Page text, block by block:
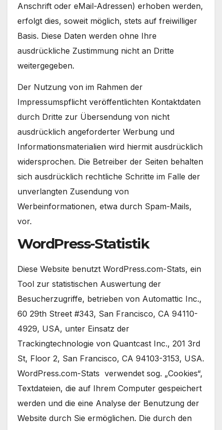
Anschrift oder eMail-Adressen) erhoben werden,
erfolgt dies, soweit möglich, stets auf freiwilliger
Basis. Diese Daten werden ohne Ihre
ausdrückliche Zustimmung nicht an Dritte
weitergegeben.
Der Nutzung von im Rahmen der
Impressumspflicht veröffentlichten Kontaktdaten
durch Dritte zur Übersendung von nicht
ausdrücklich angeforderter Werbung und
Informationsmaterialien wird hiermit ausdrücklich
widersprochen. Die Betreiber der Seiten behalten
sich ausdrücklich rechtliche Schritte im Falle der
unverlangten Zusendung von
Werbeinformationen, etwa durch Spam-Mails,
vor.
WordPress-Statistik
Diese Website benutzt WordPress.com-Stats, ein
Tool zur statistischen Auswertung der
Besucherzugriffe, betrieben von Automattic Inc.,
60 29th Street #343, San Francisco, CA 94110-
4929, USA, unter Einsatz der
Trackingtechnologie von Quantcast Inc., 201 3rd
St, Floor 2, San Francisco, CA 94103-3153, USA.
WordPress.com-Stats verwendet sog. „Cookies“,
Textdateien, die auf Ihrem Computer gespeichert
werden und die eine Analyse der Benutzung der
Website durch Sie ermöglichen. Die durch den